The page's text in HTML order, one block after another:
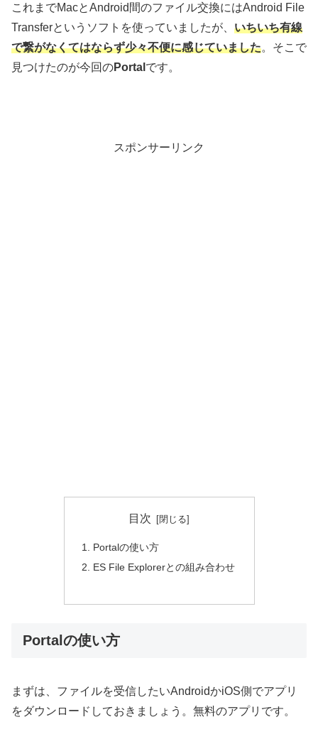
これまでMacとAndroid間のファイル交換にはAndroid File
Transferというソフトを使っていましたが、 いちいち有線
で繋がなくてはならず少々不便に感じていました。そこで
見つけたのが今回のPortal です。
スポンサーリンク
目次
Portalの使い方
ES File Explorerとの組み合わせ
Portalの使い方
まずは、ファイルを受信したいAndroidかiOS側でアプリ
をダウンロードしておきましょう。無料のアプリです。